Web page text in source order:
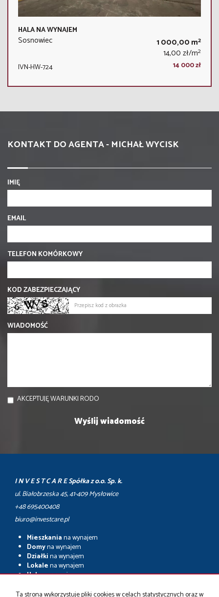
HALA NA WYNAJEM
Sosnowiec 1 000,00 m2
14,00 zł/m2
IVN-HW-724 14 000 zł
KONTAKT DO AGENTA - MICHAŁ WYCISK
IMIĘ
EMAIL
TELEFON KOMÓRKOWY
KOD ZABEZPIECZAJĄCY
WIADOMOŚĆ
AKCEPTUJĘ WARUNKI RODO
I N V E S T C A R E Spółka z o.o. Sp. k.
ul. Białobrzeska 45, 41-409 Mysłowice
+48 695400408
biuro@investcare.pl
Mieszkaniana wynajem
Domyna wynajem
Działkina wynajem
Lokalena wynajem
Halena wynajem